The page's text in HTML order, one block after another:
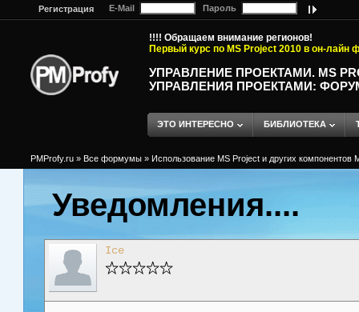
Регистрация E-Mail Пароль
!!!! Обращаем внимание регионов!
Первый курс по MS Project 2010 в он-лайн
УПРАВЛЕНИЕ ПРОЕКТАМИ. MS
УПРАВЛЕНИЯ ПРОЕКТАМИ:
ЭТО ИНТЕРЕСНО БИБЛИОТЕКА
PMProfy.ru » Все формумы » Использование MS Project и других компонентов
Уведомления....
Ice